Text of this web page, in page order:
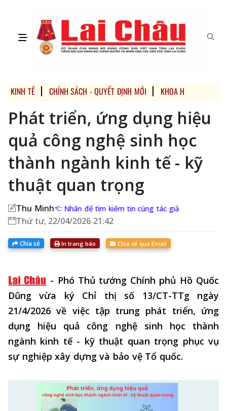
KINH TẾ CHÍNH SÁCH - QUYẾT ĐỊNH MỚI KHOA HỌC - CÔNG
Phát triển, ứng dụng hiệu
quả công nghệ sinh học
thành ngành kinh tế - kỹ
thuật quan trọng
Thu Minh Nhấn để tìm kiếm tin cùng tác giả
Thứ tư, 22/04/2026 21:42
Chia sẻ In trang báo Chia sẻ qua Email
- Phó Thủ tướng Chính phủ Hồ Quốc
Dũng vừa ký Chỉ thị số 13/CT-TTg ngày
21/4/2026 về việc tập trung phát triển, ứng
dụng hiệu quả công nghệ sinh học thành
ngành kinh tế - kỹ thuật quan trọng phục vụ
sự nghiệp xây dựng và bảo vệ Tổ quốc.